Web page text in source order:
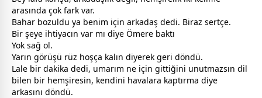
arasında çok fark var.
Bahar bozuldu ya benim için arkadaş dedi. Biraz sertçe.
Bir şeye ihtiyacın var mı diye Ömere baktı
Yok sağ ol.
Yarın görüşü rüz hoşça kalın diyerek geri döndü.
Lale bir dakika dedi, umarım ne için gittiğini unutmazsın dil
bilen bir hemşiresin, kendini havalara kaptırma diye
arkasını döndü.